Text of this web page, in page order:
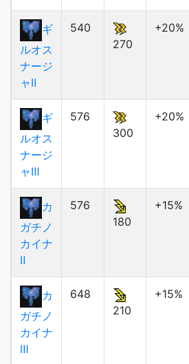
ギ
ルオス
ナージ
ャⅡ
540
270
+20%
ギ
ルオス
ナージ
ャⅢ
576
300
+20%
カ
ガチノ
カイナ
Ⅱ
576
180
+15%
カ
ガチノ
カイナ
Ⅲ
648
210
+15%